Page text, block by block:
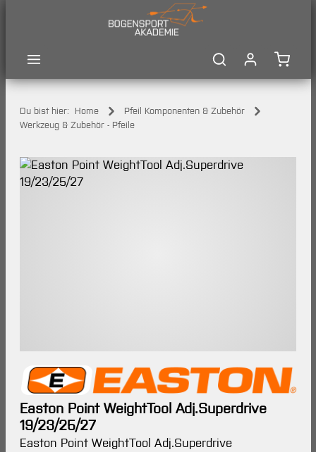
Du bist hier: Home
Pfeil Komponenten & Zubehör
Werkzeug & Zubehör - Pfeile
Bildergalerie überspringen
Easton Point WeightTool Adj.Superdrive
19/23/25/27
Easton Point WeightTool Adj.Superdrive